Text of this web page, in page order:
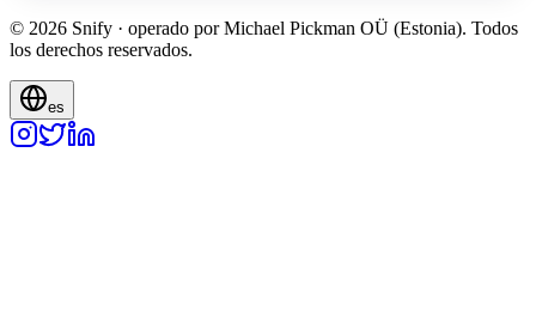
© 2026 Snify · operado por Michael Pickman OÜ (Estonia). Todos
los derechos reservados.
es